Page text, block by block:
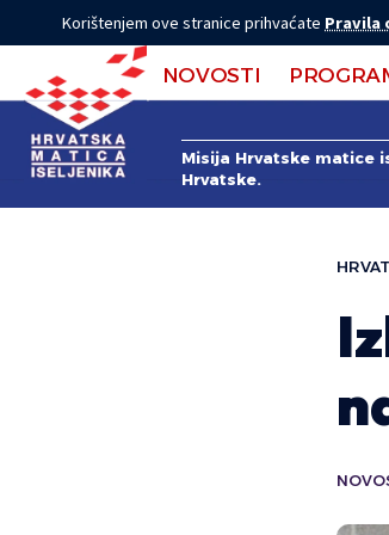
Korištenjem ove stranice prihvaćate Pravila
NOVOSTI
Misija Hrvatske matice
Hrvatske.